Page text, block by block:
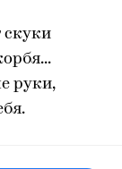
руки,